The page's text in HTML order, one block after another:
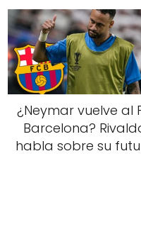
¿Neymar vuelve al
Barcelona?
habla sobre su